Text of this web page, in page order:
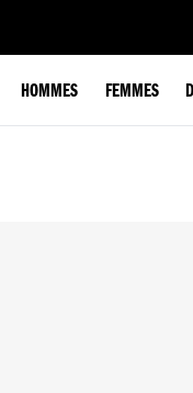
HOMMES FEMMES